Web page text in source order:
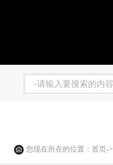
您现在所在的位置： 首页->